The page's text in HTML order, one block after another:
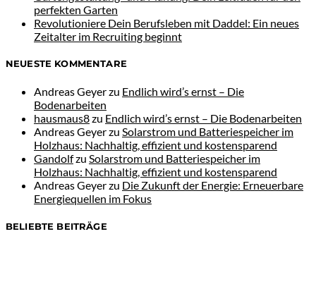
perfekten Garten
Revolutioniere Dein Berufsleben mit Daddel: Ein neues
Zeitalter im Recruiting beginnt
NEUESTE KOMMENTARE
Andreas Geyerzu Endlich wird’s ernst – Die
Bodenarbeiten
hausmaus8zu Endlich wird’s ernst – Die Bodenarbeiten
Andreas Geyerzu Solarstrom und Batteriespeicher im
Holzhaus: Nachhaltig, effizient und kostensparend
Gandolfzu Solarstrom und Batteriespeicher im
Holzhaus: Nachhaltig, effizient und kostensparend
Andreas Geyerzu Die Zukunft der Energie: Erneuerbare
Energiequellen im Fokus
BELIEBTE BEITRÄGE